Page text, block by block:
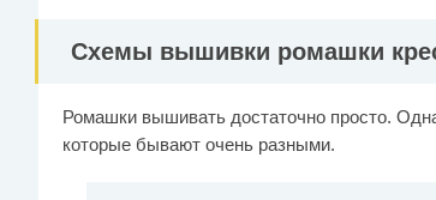
Схемы вышивки ромашки
Ромашки вышивать достаточно просто.
которые бывают очень разными.